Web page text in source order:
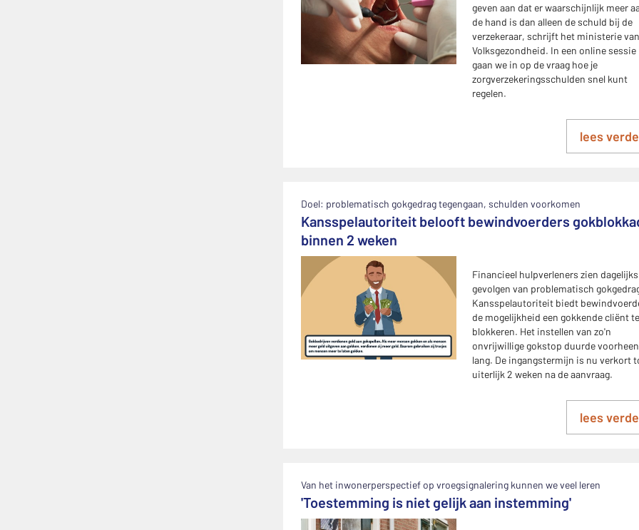
geven aan dat er waarschijnlijk meer
de hand is dan alleen de schuld bij de
verzekeraar, schrijft het ministerie van
Volksgezondheid. In een online sessie
gaan we in op de vraag hoe je
zorgverzekeringsschulden snel kunt
regelen.
lees
Doel: problematisch gokgedrag tegengaan, schulden voorkomen
Kansspelautoriteit belooft bewindvoerders
binnen 2 weken
Financieel hulpverleners zien
gevolgen van problematisch
Kansspelautoriteit biedt
de mogelijkheid een gokkende cliënt te
blokkeren. Het instellen van zo'n
onvrijwillige gokstop duurde
lang. De ingangstermijn is nu verkort
uiterlijk 2 weken na de aanvraag.
lees
Van het inwonerperspectief op vroegsignalering kunnen we veel leren
'Toestemming is niet gelijk aan instemming'